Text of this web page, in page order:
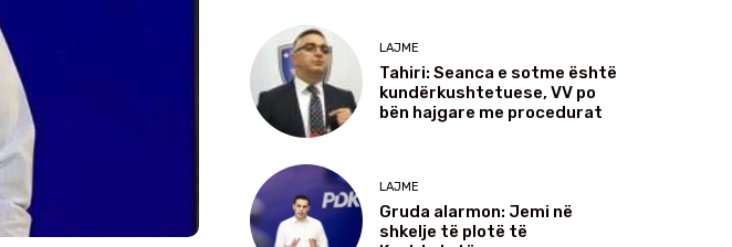
LAJME
Tahiri: Seanca e sotme është
kundërkushtetuese, VV po
bën hajgare me procedurat
LAJME
Gruda alarmon: Jemi në
shkelje të plotë të